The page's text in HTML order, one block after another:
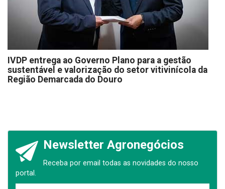
IVDP entrega ao Governo Plano para a gestão
sustentável e valorização do setor vitivinícola da
Região Demarcada do Douro
Newsletter Agronegócios
Receba por email todas as novidades do nosso
portal.